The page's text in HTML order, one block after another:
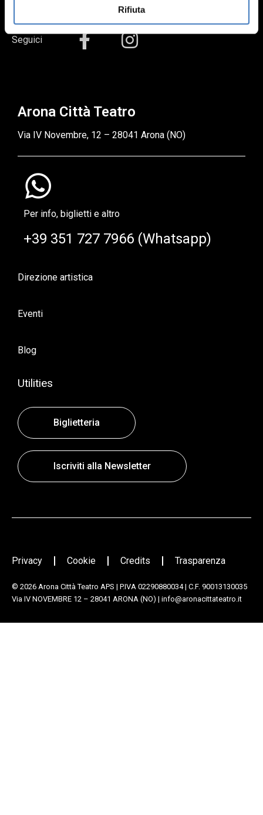
Rifiuta
Seguici
Arona Città Teatro
Via IV Novembre, 12 – 28041 Arona (NO)
Per info, biglietti e altro
+39 351 727 7966 (Whatsapp)
Direzione artistica
Eventi
Blog
Utilities
Biglietteria
Iscriviti alla Newsletter
Privacy Cookie Credits Trasparenza
© 2026 Arona Città Teatro APS | P.IVA 02290880034 | C.F. 90013130035
Via IV NOVEMBRE 12 – 28041 ARONA (NO) | info@aronacittateatro.it